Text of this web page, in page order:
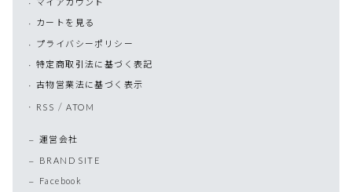
カートを見る
プライバシーポリシー
特定商取引法に基づく表記
古物営業法に基づく表示
RSS /ATOM
運営会社
BRAND SITE
Facebook